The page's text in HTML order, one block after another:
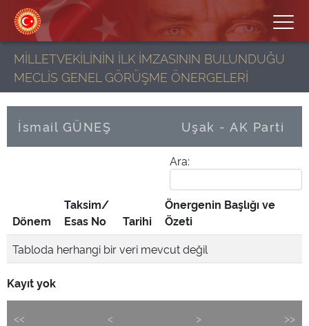
MİLLETVEKİLİNİN İLK İMZASININ BULUNDUĞU
MECLİS GENEL GÖRÜŞME ÖNERGELERİ
İsmail GÜNEŞ Uşak - AK Parti
Ara:
Dönem
Taksim/
Esas No
Tarihi
Önergenin Başlığı ve
Özeti
Tabloda herhangi bir veri mevcut değil
Kayıt yok
<< < > >>